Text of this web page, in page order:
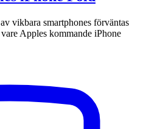
vikbara smartphones förväntas
Apples kommande iPhone